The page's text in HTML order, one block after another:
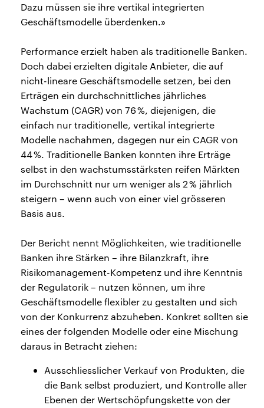
Dazu müssen sie ihre vertikal integrierten
Geschäftsmodelle überdenken.»
Performance erzielt haben als traditionelle Banken.
Doch dabei erzielten digitale Anbieter, die auf
nicht-lineare Geschäftsmodelle setzen, bei den
Erträgen ein durchschnittliches jährliches
Wachstum (CAGR) von 76 %, diejenigen, die
einfach nur traditionelle, vertikal integrierte
Modelle nachahmen, dagegen nur ein CAGR von
44 %. Traditionelle Banken konnten ihre Erträge
selbst in den wachstumsstärksten reifen Märkten
im Durchschnitt nur um weniger als 2 % jährlich
steigern – wenn auch von einer viel grösseren
Basis aus.
Der Bericht nennt Möglichkeiten, wie traditionelle
Banken ihre Stärken – ihre Bilanzkraft, ihre
Risikomanagement-Kompetenz und ihre Kenntnis
der Regulatorik – nutzen können, um ihre
Geschäftsmodelle flexibler zu gestalten und sich
von der Konkurrenz abzuheben. Konkret sollten sie
eines der folgenden Modelle oder eine Mischung
daraus in Betracht ziehen:
Ausschliesslicher Verkauf von Produkten, die
die Bank selbst produziert, und Kontrolle aller
Ebenen der Wertschöpfungskette von der